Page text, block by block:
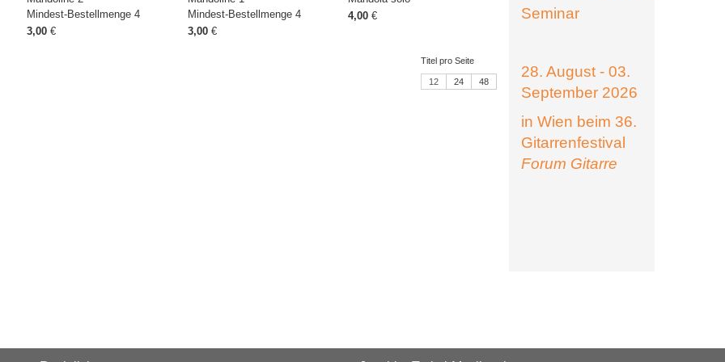
Mindest-Bestellmenge 4
3,00 €
Mindest-Bestellmenge 4
3,00 €
4,00€
Titel pro Seite
12 24 48
Seminar
28. August - 03.
September 2026
in Wien beim 36.
Gitarrenfestival
Forum Gitarre